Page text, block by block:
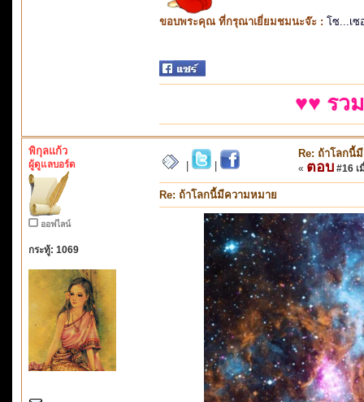
ขอบพระคุณ ที่กรุณาเยี่ยมชมนะจ๊ะ : โซ...เซ
♥♥ รว
พิกุลแก้ว
ผู้ดูแลบอร์ด
ออฟไลน์
กระทู้: 1069
Re: ถ้าโลกนี้
« ตอบ #16 เ
Re: ถ้าโลกนี้มีความหมาย